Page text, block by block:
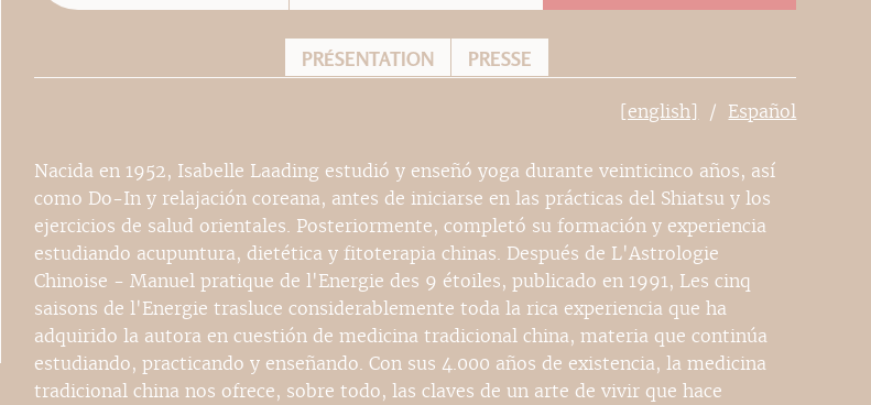
PRÉSENTATION PRESSE
[english] Español
Nacida en 1952, Isabelle Laading estudió y enseñó yoga durante veinticinco años, así
como Do-In y relajación coreana, antes de iniciarse en las prácticas del Shiatsu y los
ejercicios de salud orientales. Posteriormente, completó su formación y experiencia
estudiando acupuntura, dietética y fitoterapia chinas. Después de L'Astrologie
Chinoise - Manuel pratique de l'Energie des 9 étoiles, publicado en 1991, Les cinq
saisons de l'Energie trasluce considerablemente toda la rica experiencia que ha
adquirido la autora en cuestión de medicina tradicional china, materia que continúa
estudiando, practicando y enseñando. Con sus 4.000 años de existencia, la medicina
tradicional china nos ofrece, sobre todo, las claves de un arte de vivir que hace